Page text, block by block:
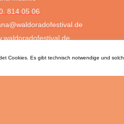
814 05 06
Cookies. Es gibt technisch notwendige und